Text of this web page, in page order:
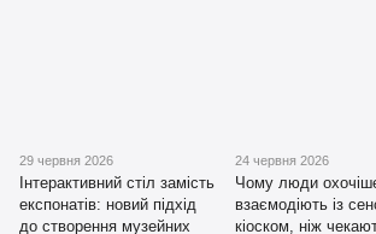
29 червня 2026
Інтерактивний стіл замість
експонатів: новий підхід
до створення музейних
24 червня 2026
Чому люди
взаємодіють із
кіоском, ніж